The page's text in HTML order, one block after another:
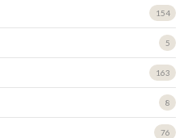
154
5
163
8
76